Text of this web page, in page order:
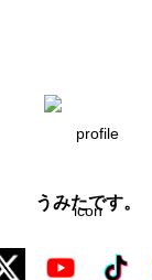
うみたです。